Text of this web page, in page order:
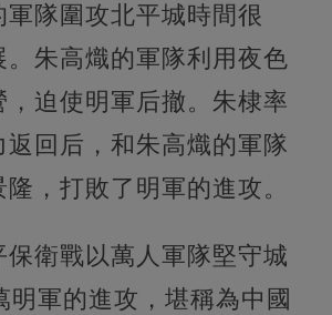
軍隊圍攻北平城時間很
。朱高熾的軍隊利用夜色
，迫使明軍后撤。朱棣率
回后，和朱高熾的軍隊
，打敗了明軍的進攻。
保衛戰以萬人軍隊堅守城
明軍的進攻，堪稱為中國